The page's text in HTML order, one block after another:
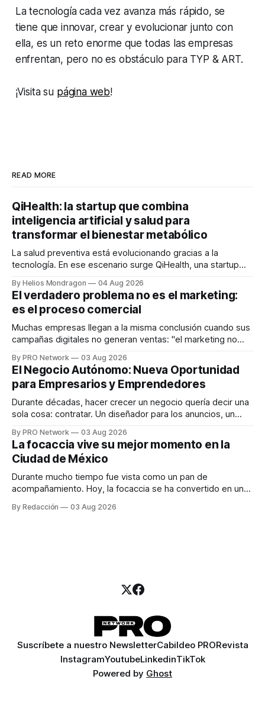
La tecnología cada vez avanza más rápido, se
tiene que innovar, crear y evolucionar junto con
ella, es un reto enorme que todas las empresas
enfrentan, pero no es obstáculo para TYP & ART.
¡Visita su página web!
READ MORE
QiHealth: la startup que combina
inteligencia artificial y salud para
transformar el bienestar metabólico
La salud preventiva está evolucionando gracias a la
tecnología. En ese escenario surge QiHealth, una startup
dispositivos inteligentes, inteligencia artificial y monitoreo
en tiempo real para ayudar a las personas a tomar mejores
decisiones sobre su salud metabólica. Su propuesta busca
responder
By Helios Mondragon 04 Aug 2026
El verdadero problema no es el marketing:
es el proceso comercial
Muchas empresas llegan a la misma conclusión cuando sus
campañas digitales no generan ventas: "el marketing no
INTERIUS, el problema suele estar en otro lugar. Durante
una entrevista para el podcast SER PRO, el especialista en
marketing digital explicó que
By PRO Network 03 Aug 2026
El Negocio Autónomo: Nueva Oportunidad
para Empresarios y Emprendedores
Durante décadas, hacer crecer un negocio quería decir una
sola cosa: contratar. Un diseñador para los anuncios, un
para los textos, alguien que supiera de publicidad digital
para encontrar prospectos, un vendedor para atender
llamadas y mensajes, y —con suerte— una persona
By PRO Network 03 Aug 2026
La focaccia vive su mejor momento en la
Ciudad de México
Durante mucho tiempo fue vista como un pan de
acompañamiento. Hoy, la focaccia se ha convertido en uno
artesanal, ingredientes de calidad y experiencias que
By Redacción 03 Aug 2026
Suscríbete a nuestro NewsletterCabildeo PRORevista
InstagramYoutubeLinkedinTikTok
Powered by Ghost